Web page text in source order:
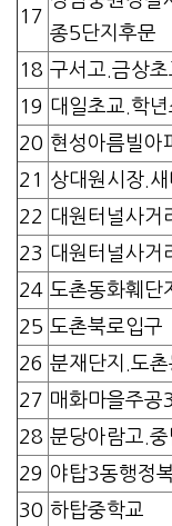
17
종5단지후문
18 구서고.금상초
19 대일초교.학년
20 현성아름빌아
21
상대원시장.
22 대원터널사거
23 대원터널사거
24 도촌동화훼단
25 도촌북로입구
26 분재단지.도촌
27 매화마을주공
28 분당아람고.중
29 야탑3동행정
30 하탑중학교